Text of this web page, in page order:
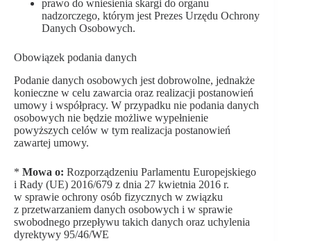
prawo do wniesienia skargi do organu
nadzorczego, którym jest Prezes Urzędu Ochrony
Danych Osobowych.
Obowiązek podania danych
Podanie danych osobowych jest dobrowolne, jednakże
konieczne w celu zawarcia oraz realizacji postanowień
umowy i współpracy. W przypadku nie podania danych
osobowych nie będzie możliwe wypełnienie
powyższych celów w tym realizacja postanowień
zawartej umowy.
* Mowa o: Rozporządzeniu Parlamentu Europejskiego
i Rady (UE) 2016/679 z dnia 27 kwietnia 2016 r.
w sprawie ochrony osób fizycznych w związku
z przetwarzaniem danych osobowych i w sprawie
swobodnego przepływu takich danych oraz uchylenia
dyrektywy 95/46/WE